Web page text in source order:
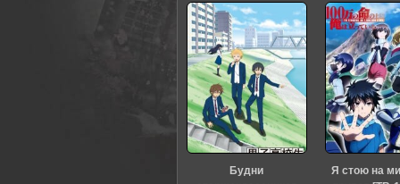
«Евангелиона» (2026)
Будни
Я стою на